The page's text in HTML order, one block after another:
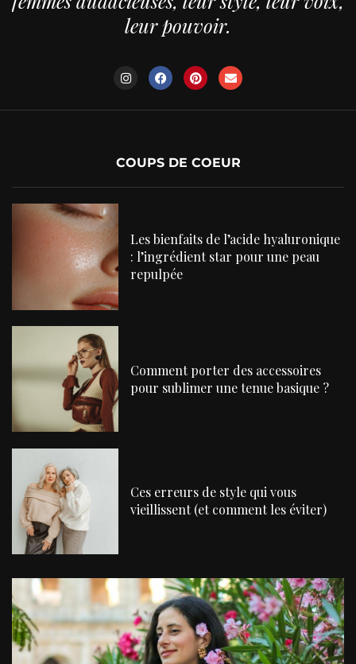
leur pouvoir.
COUPS DE COEUR
Les bienfaits de l’acide hyaluronique
: l’ingrédient star pour une peau
repulpée
Comment porter des accessoires
pour sublimer une tenue basique ?
Ces erreurs de style qui vous
vieillissent (et comment les éviter)